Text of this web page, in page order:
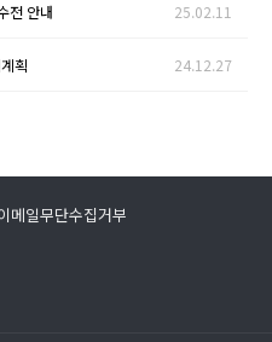
전 안내 25.02.11
획 24.12.27
메일무단수집거부